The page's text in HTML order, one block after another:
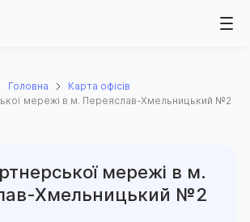
Головна
Карта офісів
мережі в м. Переяслав-Хмельницький №2
мережі в м.
Хмельницький №2